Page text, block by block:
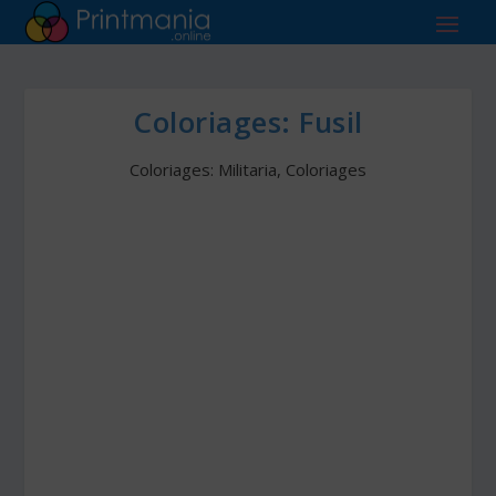
Coloriages: Fusil
Coloriages: Militaria, Coloriages